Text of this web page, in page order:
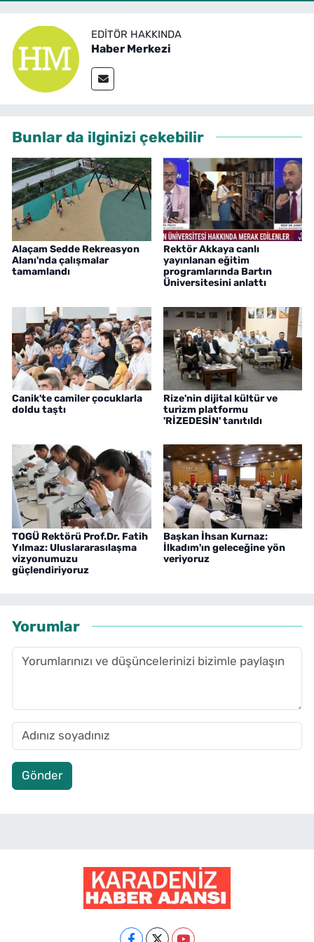
EDITÖR HAKKINDA
Haber Merkezi
Bunlar da ilginizi çekebilir
Alaçam Sedde Rekreasyon
Alanı'nda çalışmalar
tamamlandı
Rektör Akkaya canlı
yayınlanan eğitim
programlarında Bartın
Üniversitesini anlattı
Canik'te camiler çocuklarla
doldu taştı
Rize'nin dijital kültür ve
turizm platformu
'RİZEDESİN' tanıtıldı
TOGÜ Rektörü Prof.Dr. Fatih
Yılmaz: Uluslararasılaşma
vizyonumuzu
güçlendiriyoruz
Başkan İhsan Kurnaz:
İlkadım'ın geleceğine yön
veriyoruz
Yorumlar
Gönder